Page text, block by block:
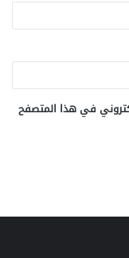
في هذا المتصفح